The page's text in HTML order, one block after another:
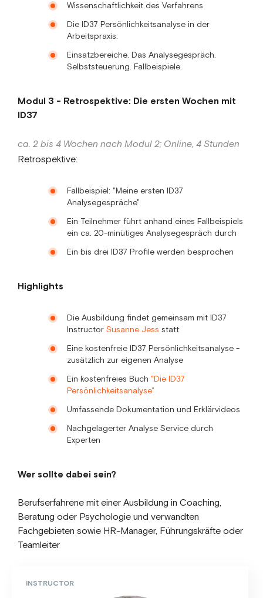
INSTRUCTOR
Wissenschaftlichkeit des Verfahrens
Die ID37 Persönlichkeitsanalyse in der
Arbeitspraxis:
Einsatzbereiche. Das Analysegespräch.
Selbststeuerung. Fallbeispiele.
Modul 3 - Retrospektive: Die ersten Wochen mit
ID37
ca. 2 bis 4 Wochen nach Modul 2; Online, 4 Stunden
Retrospektive:
Fallbeispiel: "Meine ersten ID37
Analysegespräche"
Ein Teilnehmer führt anhand eines Fallbeispiels
ein ca. 20-minütiges Analysegespräch durch
Ein bis drei ID37 Profile werden besprochen
Highlights
Die Ausbildung findet gemeinsam mit ID37
Instructor Susanne Jess statt
Eine kostenfreie ID37 Persönlichkeitsanalyse -
zusätzlich zur eigenen Analyse
Ein kostenfreies Buch "Die ID37
Persönlichkeitsanalyse"
Umfassende Dokumentation und Erklärvideos
Nachgelagerter Analyse Service durch
Experten
Wer sollte dabei sein?
Berufserfahrene mit einer Ausbildung in Coaching,
Beratung oder Psychologie und verwandten
Fachgebieten sowie HR-Manager, Führungskräfte oder
Teamleiter